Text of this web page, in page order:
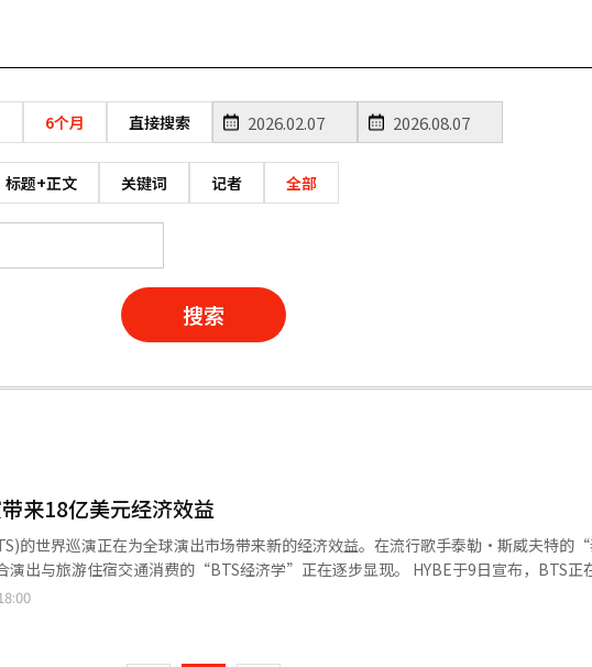
6个月 直接搜索
标题+正文 关键词 记者 全部
搜索
来18亿美元经济效益
的世界巡演正在为全球演出市场带来新的经济效益。在流行歌手泰勒·斯威夫特的
游住宿交通消费的“BTS经济学”正在逐步显现。 HYBE于9日宣布，BTS正在全球34个城
的世界巡演“阿里郎”。此次巡演是BTS在全面活动恢复后进行的大型全球巡演，涵盖